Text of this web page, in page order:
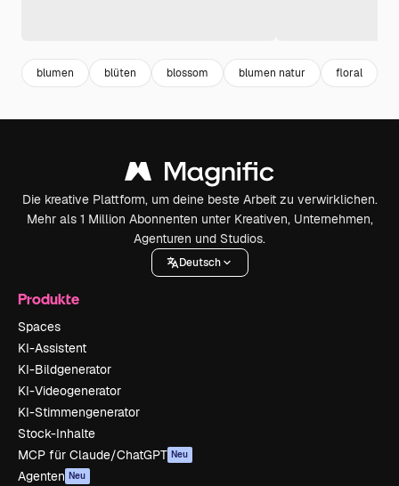
blumen blüten blossom blumen natur floral
Die kreative Plattform, um deine beste Arbeit zu verwirklichen.
Mehr als 1 Million Abonnenten unter Kreativen, Unternehmen,
Agenturen und Studios.
Deutsch
Produkte
Spaces
KI-Assistent
KI-Bildgenerator
KI-Videogenerator
KI-Stimmengenerator
Stock-Inhalte
MCP für Claude/ChatGPT Neu
Agenten Neu